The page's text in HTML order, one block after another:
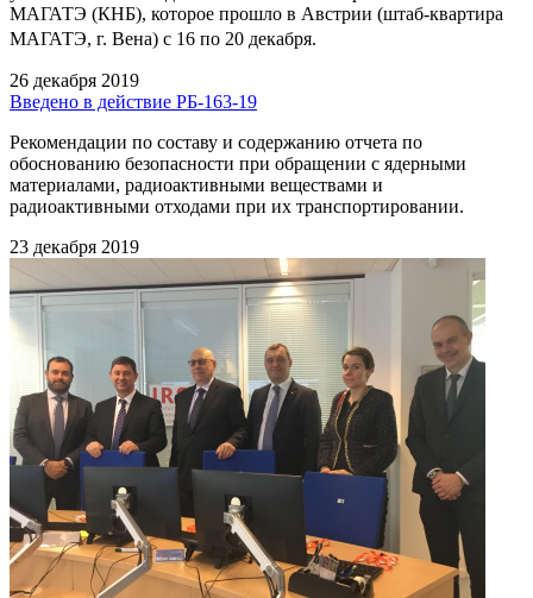
МАГАТЭ (КНБ), которое прошло в Австрии (штаб-квартира
МАГАТЭ, г. Вена) с 16 по 20 декабря.
26 декабря 2019
Введено в действие РБ-163-19
Рекомендации по составу и содержанию отчета по
обоснованию безопасности при обращении с ядерными
материалами, радиоактивными веществами и
радиоактивными отходами при их транспортировании.
23 декабря 2019